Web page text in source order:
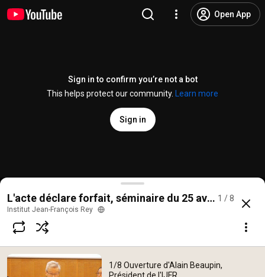
Open App
Sign in to confirm you’re not a bot
This helps protect our community.
Learn more
Sign in
1/8 Ouverture d'Alain Beaupin, Président de l'IJFR
@IJFR-videos No likes 279 views
Subscribe
Comments
L'acte déclare forfait, séminaire du 25 avril 2024 -
1 / 8
Institut Jean-François Rey
1/8 Ouverture d'Alain Beaupin,